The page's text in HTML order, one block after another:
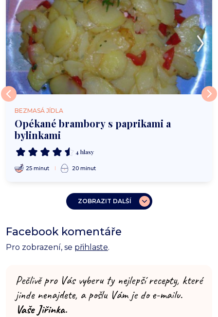
BEZMASÁ JÍDLA
Opékané brambory s paprikami a
bylinkami
4 hlasy
25 minut 20 minut
ZOBRAZIT DALŠÍ
Facebook komentáře
Pro zobrazení, se přihlaste.
Pečlivě pro Vás vyberu ty nejlepší recepty, které
jinde nenajdete, a pošlu Vám je do e-mailu.
Vaše Jiřinka.